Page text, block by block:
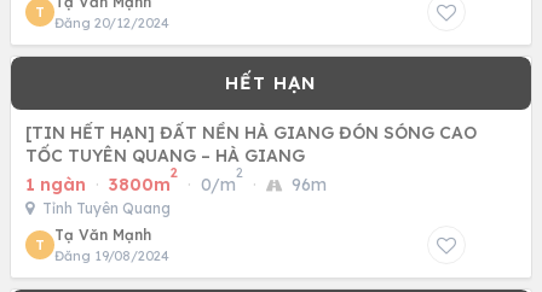
T
Đăng 20/12/2024
[TIN HẾT HẠN] ĐẤT NỀN HÀ GIANG ĐÓN SÓNG CAO
TỐC TUYÊN QUANG – HÀ GIANG
1 ngàn · 3800m
2
· 0/m
2
· 96m
Tỉnh Tuyên Quang
T
Tạ Văn Mạnh
Đăng 19/08/2024